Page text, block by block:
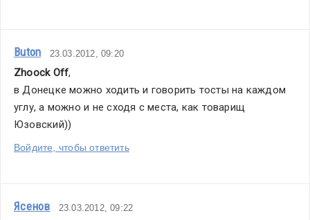
Buton 23.03.2012, 09:20
Zhoock Off,
в Донецке можно ходить и говорить тосты на каждом
углу, а можно и не сходя с места, как товарищ
Юзовский))
Войдите, чтобы ответить
Ясенов 23.03.2012, 09:22